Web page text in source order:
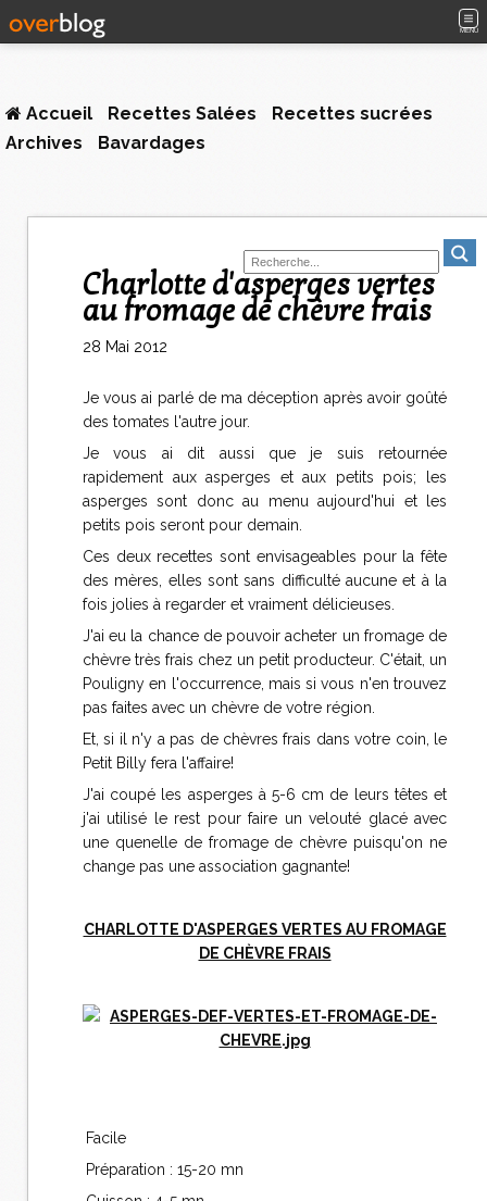
MENU
Accueil Recettes Salées
Recettes sucrées
Archives
Bavardages
Charlotte d'asperges vertes
au fromage de chèvre frais
28 Mai 2012
Je vous ai parlé de ma déception après avoir goûté
des tomates l'autre jour.
Je vous ai dit aussi que je suis retournée
rapidement aux asperges et aux petits pois; les
asperges sont donc au menu aujourd'hui et les
petits pois seront pour demain.
Ces deux recettes sont envisageables pour la fête
des mères, elles sont sans difficulté aucune et à la
fois jolies à regarder et vraiment délicieuses.
J'ai eu la chance de pouvoir acheter un fromage de
chèvre très frais chez un petit producteur. C'était, un
Pouligny en l'occurrence, mais si vous n'en trouvez
pas faites avec un chèvre de votre région.
Et, si il n'y a pas de chèvres frais dans votre coin, le
Petit Billy fera l'affaire!
J'ai coupé les asperges à 5-6 cm de leurs têtes et
j'ai utilisé le rest pour faire un velouté glacé avec
une quenelle de fromage de chèvre puisqu'on ne
change pas une association gagnante!
CHARLOTTE D'ASPERGES VERTES AU FROMAGE
DE CHÈVRE FRAIS
Facile
Préparation : 15-20 mn